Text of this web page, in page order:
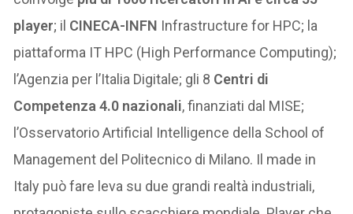
player; il CINECA-INFN Infrastructure for HPC; la
piattaforma IT HPC (High Performance Computing);
l’Agenzia per l’Italia Digitale; gli 8 Centri di
Competenza 4.0 nazionali, finanziati dal MISE;
l’Osservatorio Artificial Intelligence della School of
Management del Politecnico di Milano. Il made in
Italy può fare leva su due grandi realtà industriali,